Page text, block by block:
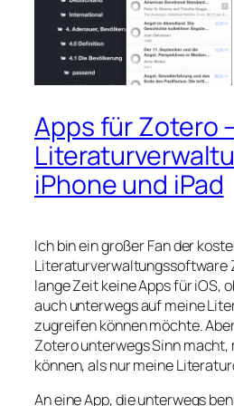
Apps für Zotero
iPhone und iPad
Ich bin ein großer Fan der
Literaturverwaltungssoftware
lange Zeit keine Apps für iOS,
auch unterwegs auf meine
zugreifen können möchte.
Zotero unterwegs Sinn macht,
können, als nur meine
An eine App, die unterwegs